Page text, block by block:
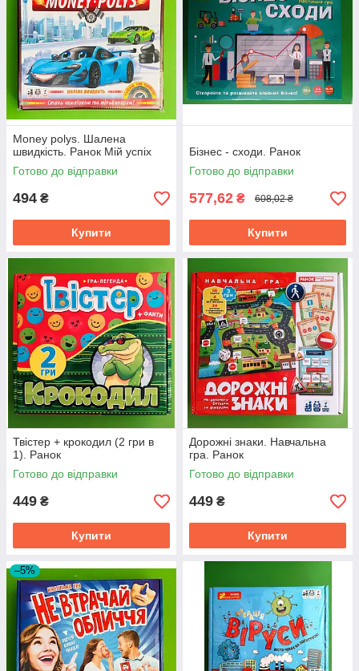
Money polys. Шалена
швидкість. Ранок Мій успіх
Готово до відправки
494 ₴
Купити
Бізнес - сходи. Ранок
Готово до відправки
577,62 ₴ 608,02 ₴
Купити
Твістер + крокодил (2 гри в
1). Ранок
Готово до відправки
449 ₴
Купити
Дорожні знаки. Навчальна
гра. Ранок
Готово до відправки
449 ₴
Купити
–5%